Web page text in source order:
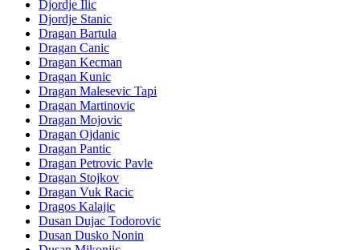
Djordje Ilic
Djordje Stanic
Dragan Bartula
Dragan Canic
Dragan Kecman
Dragan Kunic
Dragan Malesevic Tapi
Dragan Martinovic
Dragan Mojovic
Dragan Ojdanic
Dragan Pantic
Dragan Petrovic Pavle
Dragan Stojkov
Dragan Vuk Racic
Dragos Kalajic
Dusan Dujac Todorovic
Dusan Dusko Nonin